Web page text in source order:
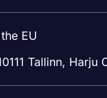
EU
Tallinn, Harju